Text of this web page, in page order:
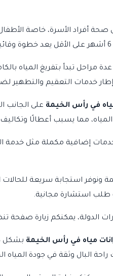
صحة أفراد الأسرة، خاصة
مراحل تبدأ بتفريغ المياه
خدمات التعقيم والتطهير
في رأس الخيمة على الجانب
مما يسبب أعطالًا
إضافية مكملة مثل خدمة
استجابة سريعة للحالات
طلب استشارة مجانية.
الدولة، يمكنكم زيارة صفحة
مياه في رأس الخيمة بشكل
البال وثقة في جودة المياه